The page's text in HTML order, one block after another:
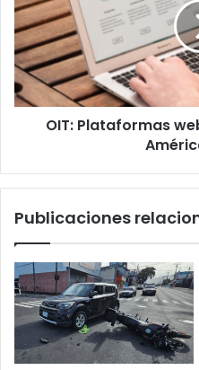
impulsan
empleo
en
América
Latina
OIT: Plataformas
Publicaciones